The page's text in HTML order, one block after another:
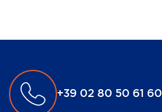
+39 02 80 50 61 60